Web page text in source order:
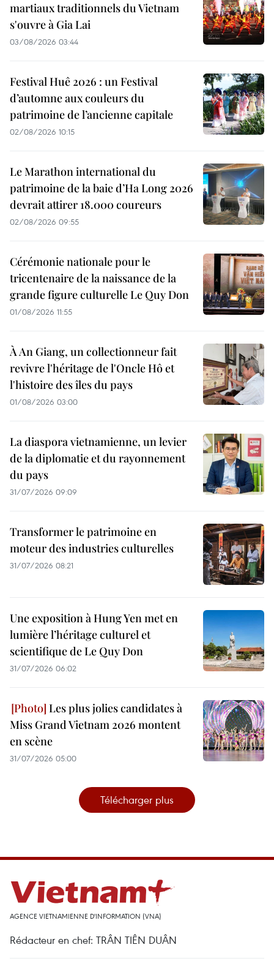
martiaux traditionnels du Vietnam
s'ouvre à Gia Lai
03/08/2026 03:44
Festival Huê 2026 : un Festival
d’automne aux couleurs du
patrimoine de l’ancienne capitale
02/08/2026 10:15
Le Marathon international du
patrimoine de la baie d’Ha Long 2026
devrait attirer 18.000 coureurs
02/08/2026 09:55
Cérémonie nationale pour le
tricentenaire de la naissance de la
grande figure culturelle Le Quy Don
01/08/2026 11:55
À An Giang, un collectionneur fait
revivre l'héritage de l'Oncle Hô et
l'histoire des îles du pays
01/08/2026 03:00
La diaspora vietnamienne, un levier
de la diplomatie et du rayonnement
du pays
31/07/2026 09:09
Transformer le patrimoine en
moteur des industries culturelles
31/07/2026 08:21
Une exposition à Hung Yen met en
lumière l’héritage culturel et
scientifique de Le Quy Don
31/07/2026 06:02
Les plus jolies candidates à
Miss Grand Vietnam 2026 montent
en scène
31/07/2026 05:00
Télécharger plus
AGENCE VIETNAMIENNE D'INFORMATION (VNA)
Rédacteur en chef: TRÂN TIÊN DUÂN